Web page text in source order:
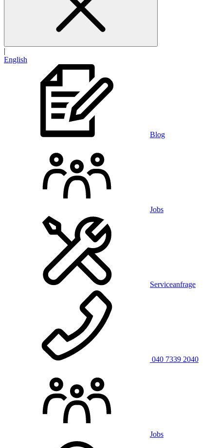
|
English
Blog
Jobs
Serviceanfrage
040 7339 2040
Jobs